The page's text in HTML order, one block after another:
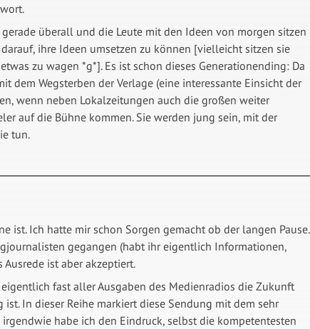
überall und die Leute mit den Ideen von morgen sitzen
ihre Ideen umsetzen zu können [vielleicht sitzen sie
zu wagen *g*]. Es ist schon dieses Generationending: Da
dem Wegsterben der Verlage (eine interessante Einsicht der
wenn neben Lokalzeitungen auch die großen weiter
auf die Bühne kommen. Sie werden jung sein, mit der
tun.
ist. Ich hatte mir schon Sorgen gemacht ob der langen Pause.
gegangen (habt ihr eigentlich Informationen,
ist aber akzeptiert.
fast aller Ausgaben des Medienradios die Zukunft
In dieser Reihe markiert diese Sendung mit dem sehr
habe ich den Eindruck, selbst die kompetentesten